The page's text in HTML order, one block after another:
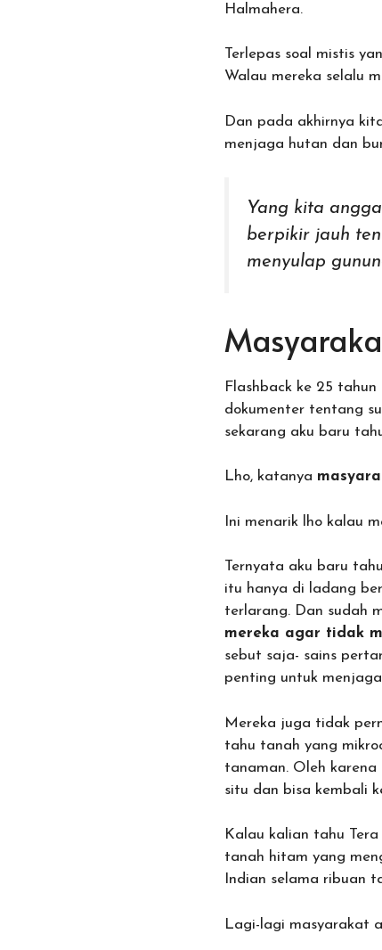
Halmahera.
Terlepas soal mistis
Walau mereka selalu
Dan pada akhirnya
menjaga hutan dan
Yang kita
berpikir jauh
menyulap
Flashback ke 25
dokumenter tentang
sekarang aku baru
Lho, katanya
Ini menarik lho kalau
Ternyata aku baru
itu hanya di ladang
terlarang. Dan sudah
mereka agar tidak
sebut saja- sains
penting untuk
Mereka juga tidak
tahu tanah yang
tanaman. Oleh
situ dan bisa kembali
Kalau kalian tahu
tanah hitam yang
Indian selama ribuan
Lagi-lagi masyarakat